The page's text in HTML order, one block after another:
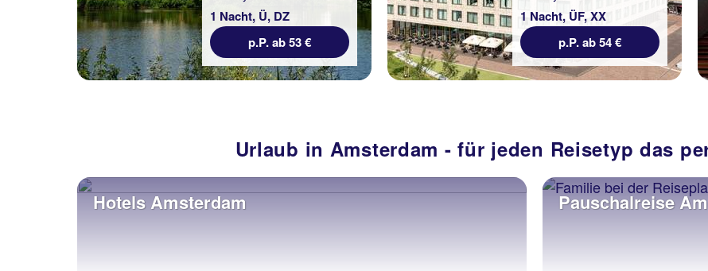
1 Nacht, Ü, DZ
p.P. ab 53 €
1 Nacht, ÜF, XX
p.P. ab 54 €
Urlaub in Amsterdam - für jeden Reisetyp das
Hotels Amsterdam Pauschalreise